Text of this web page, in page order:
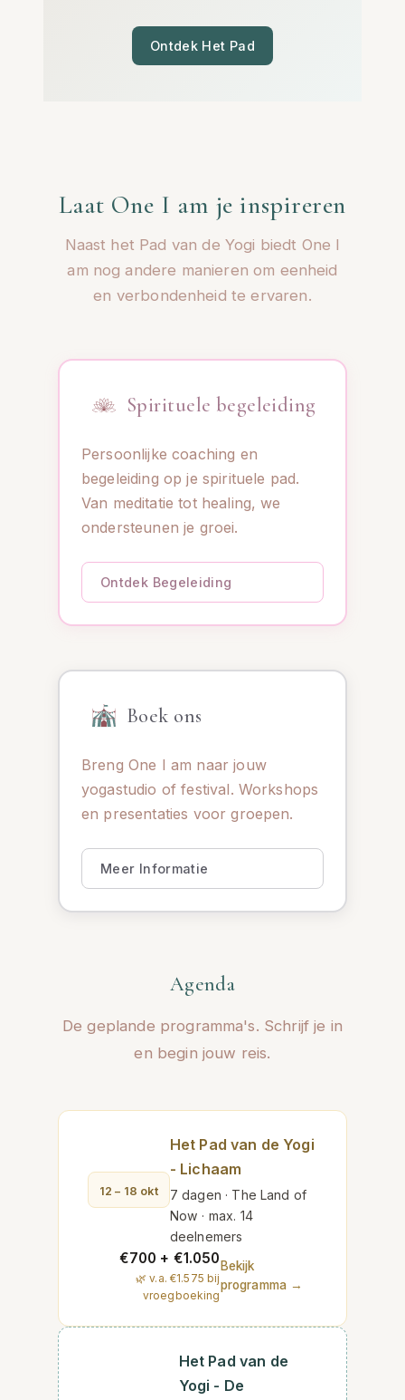
Ontdek Het Pad
Laat One I am je inspireren
Naast het Pad van de Yogi biedt One I
am nog andere manieren om eenheid
en verbondenheid te ervaren.
Spirituele begeleiding
Persoonlijke coaching en
begeleiding op je spirituele pad.
Van meditatie tot healing, we
ondersteunen je groei.
Ontdek Begeleiding
Boek ons
Breng One I am naar jouw
yogastudio of festival. Workshops
en presentaties voor groepen.
Meer Informatie
Agenda
De geplande programma's. Schrijf je in
en begin jouw reis.
12 – 18 okt
Het Pad van de Yogi
- Lichaam
7 dagen · The Land of
Now · max. 14
deelnemers
€700 + €1.050
🌿 v.a. €1.575 bij
vroegboeking
Bekijk
programma →
Het Pad van de
Yogi - De